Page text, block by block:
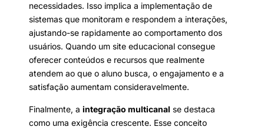
necessidades. Isso implica a implementação de
sistemas que monitoram e respondem a interações,
ajustando-se rapidamente ao comportamento dos
usuários. Quando um site educacional consegue
oferecer conteúdos e recursos que realmente
atendem ao que o aluno busca, o engajamento e a
satisfação aumentam consideravelmente.
Finalmente, a integração multicanal se destaca
como uma exigência crescente. Esse conceito